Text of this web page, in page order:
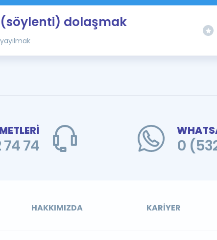
(söylenti) dolaşmak
yayılmak
74 0
HAKKIMIZDA KARIYER